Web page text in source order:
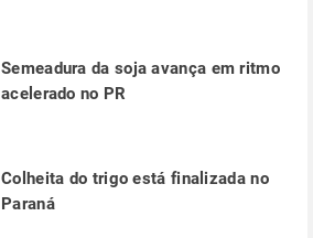
Semeadura da soja avança em ritmo
acelerado no PR
Colheita do trigo está finalizada no
Paraná